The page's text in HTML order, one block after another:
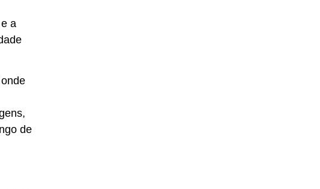
a
de